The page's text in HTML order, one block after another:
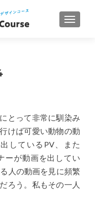
ナビゲ
とって非常に馴染み
けば可愛い動物の動
しているPV、また
ーが動画を出してい
人の動画を見に頻繁
ろう。私もその一人